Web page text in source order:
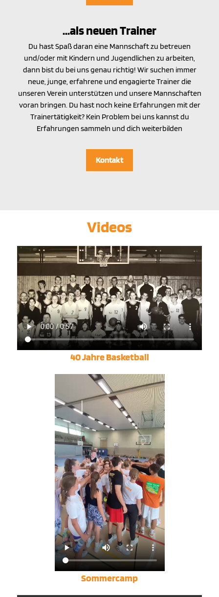
...als neuen Trainer
Du hast Spaß daran eine Mannschaft zu betreuen
und/oder mit Kindern und Jugendlichen zu arbeiten,
dann bist du bei uns genau richtig! Wir suchen immer
neue, junge, erfahrene und engagierte Trainer die
unseren Verein unterstützen und unsere Mannschaften
voran bringen. Du hast noch keine Erfahrungen mit der
Trainertätigkeit? Kein Problem bei uns kannst du
Erfahrungen sammeln und dich weiterbilden
Kontakt
Videos
40 Jahre Basketball
Sommercamp